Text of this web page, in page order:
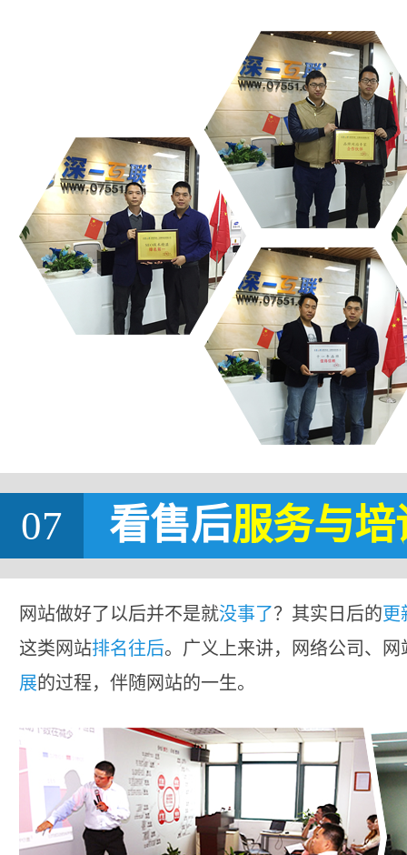
07 看售后服务与培
网站做好了以后并不是就没事了？其实日后的更
这类网站排名往后。广义上来讲，网络公司、
展的过程，伴随网站的一生。